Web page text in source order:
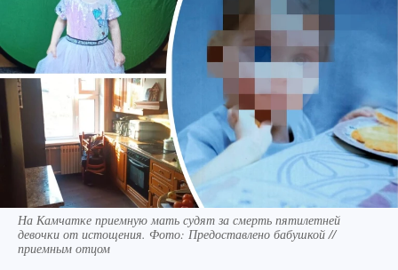
На Камчатке приемную мать судят за смерть пятилетней
девочки от истощения. Фото: Предоставлено бабушкой //
приемным отцом